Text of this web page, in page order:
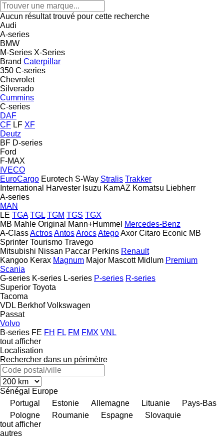
Aucun résultat trouvé pour cette recherche
Audi
A-series
BMW
M-Series X-Series
Brand Caterpillar
350 C-series
Chevrolet
Silverado
Cummins
C-series
DAF
CF LF XF
Deutz
BF D-series
Ford
F-MAX
IVECO
EuroCargo Eurotech S-Way Stralis Trakker
International Harvester Isuzu KamAZ Komatsu Liebherr
A-series
MAN
LE TGA TGL TGM TGS TGX
MB Mahle Original Mann+Hummel Mercedes-Benz
A-ClassActrosAntosArocsAtegoAxor Citaro Econic MB
Sprinter Tourismo Travego
Mitsubishi Nissan Paccar Perkins Renault
Kangoo Kerax Magnum Major Mascott Midlum Premium
Scania
G-series K-series L-series P-series R-series
Superior Toyota
Tacoma
VDL Berkhof Volkswagen
Passat
Volvo
B-series FE FH FL FM FMX VNL
tout afficher
Localisation
Rechercher dans un périmètre
Sénégal
Europe
Portugal
Estonie Allemagne Lituanie
Pays-Bas
Pologne
Roumanie Espagne
Slovaquie
tout afficher
autres